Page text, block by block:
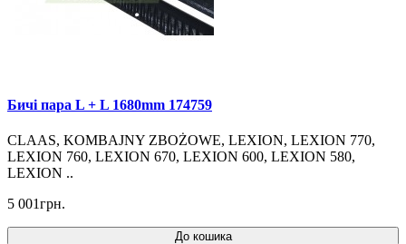
Бичі пара L + L 1680mm 174759
CLAAS, KOMBAJNY ZBOŻOWE, LEXION, LEXION 770,
LEXION 760, LEXION 670, LEXION 600, LEXION 580,
LEXION ..
5 001грн.
До кошика